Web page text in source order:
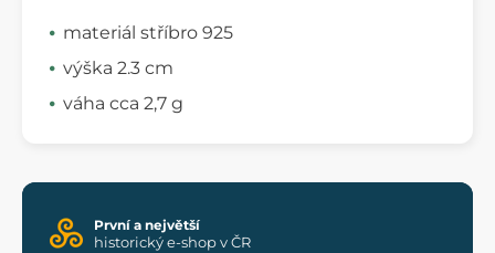
materiál stříbro 925
výška 2.3 cm
váha cca 2,7 g
První a největší
historický e-shop v ČR